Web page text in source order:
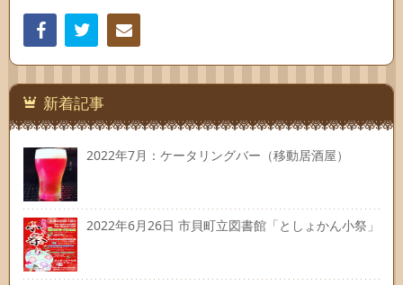
Facebook
連絡
新着記事
2022年7月：ケータリングバー（移動居酒屋）
2022年6月26日 市貝町立図書館「としょかん小祭」